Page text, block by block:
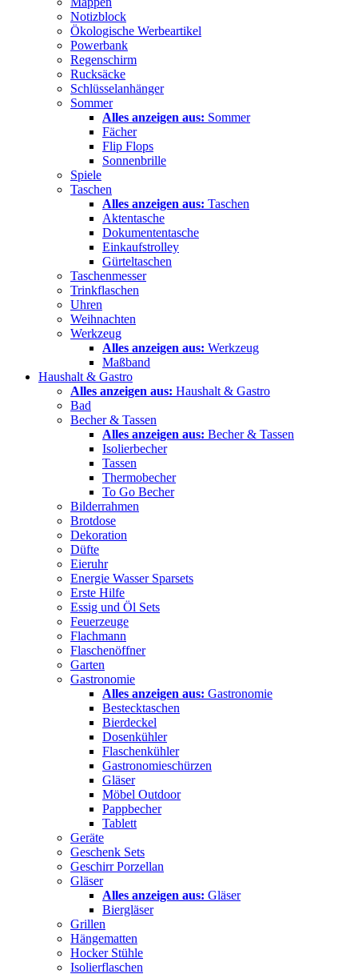
Notizblock
Ökologische Werbeartikel
Powerbank
Regenschirm
Rucksäcke
Schlüsselanhänger
Sommer
Alles anzeigen aus: Sommer
Fächer
Flip Flops
Sonnenbrille
Spiele
Taschen
Alles anzeigen aus: Taschen
Aktentasche
Dokumententasche
Einkaufstrolley
Gürteltaschen
Taschenmesser
Trinkflaschen
Uhren
Weihnachten
Werkzeug
Alles anzeigen aus: Werkzeug
Maßband
Haushalt & Gastro
Alles anzeigen aus: Haushalt & Gastro
Bad
Becher & Tassen
Alles anzeigen aus: Becher & Tassen
Isolierbecher
Tassen
Thermobecher
To Go Becher
Bilderrahmen
Brotdose
Dekoration
Düfte
Eieruhr
Energie Wasser Sparsets
Erste Hilfe
Essig und Öl Sets
Feuerzeuge
Flachmann
Flaschenöffner
Garten
Gastronomie
Alles anzeigen aus: Gastronomie
Bestecktaschen
Bierdeckel
Dosenkühler
Flaschenkühler
Gastronomieschürzen
Gläser
Möbel Outdoor
Pappbecher
Tablett
Geräte
Geschenk Sets
Geschirr Porzellan
Gläser
Alles anzeigen aus: Gläser
Biergläser
Grillen
Hängematten
Hocker Stühle
Isolierflaschen